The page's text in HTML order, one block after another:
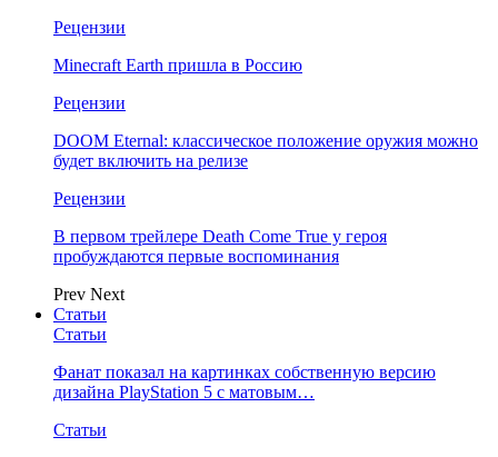
Рецензии
Minecraft Earth пришла в Россию
Рецензии
DOOM Eternal: классическое положение оружия можно
будет включить на релизе
Рецензии
В первом трейлере Death Come True у героя
пробуждаются первые воспоминания
Prev Next
Статьи
Статьи
Фанат показал на картинках собственную версию
дизайна PlayStation 5 с матовым…
Статьи